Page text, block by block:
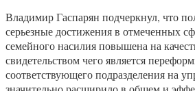
Владимир Гаспарян подчеркнул, что
серьезные достижения в отмеченных
семейного насилия повышена на
свидетельством чего является
соответствующего подразделения на